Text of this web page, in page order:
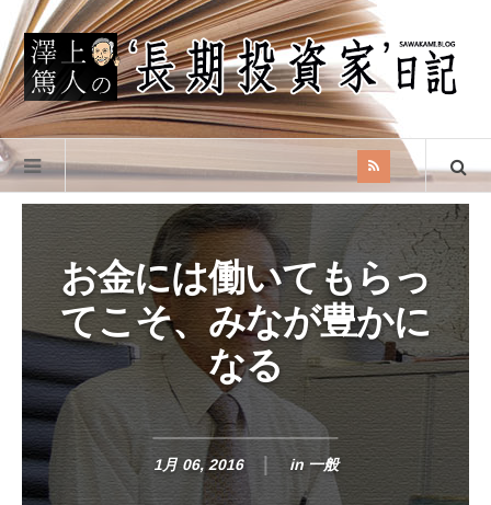
お金には働いてもらっ
てこそ、みなが豊かに
なる
1月 06, 2016 in 一般